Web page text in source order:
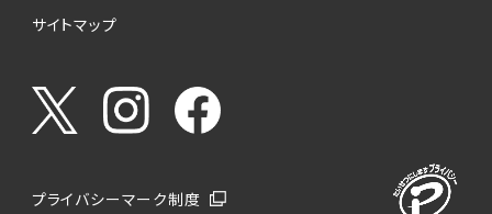
サイトマップ
プライバシーマーク制度